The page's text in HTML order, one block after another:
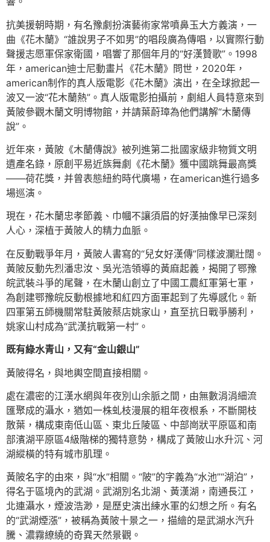
抗美援朝時期，有名豫劇扮演藝術家常噴鼻玉大方義演，一
曲《花木蘭》“誰說男子不如男”的唱段廣為傳唱，以實際行動
聲援志愿軍保家衛國，唱響了那個年月的“好漢贊歌”。1998
年，american迪士尼動畫片《花木蘭》問世，2020年，
american制作的真人版電影《花木蘭》演出，在全球掀起一
波又一波“花木蘭熱”。真人版電影拍攝前，劇組人員特意來到
黃陂參觀木蘭文明博物館，并請葉蔚璋為他們講解“木蘭傳
說”。
近年來，黃陂《木蘭傳說》被列進第二批國家級非物質文明
遺產名錄，原創平易近族舞劇《花木蘭》獲中國跳舞最高獎
——荷花獎，并曾表態紐約時代廣場，在american進行過多
場巡演。
現在，花木蘭忠孝節義、巾幗不讓須眉的好漢抽像早已深刻
人心，深植于黃陂人的精力血脈。
在反動戰爭年月，黃陂人書寫的“兒女好漢傳”同樣波瀾壯闊。
黃陂反動先烈潘忠汝、吳光浩領導的黃麻起義，揭開了鄂豫
皖武裝斗爭的尾聲，在木蘭山創立了中國工農紅軍第七軍，
為創建鄂豫皖反動根據地和紅四方面軍起到了先導感化。新
四軍第五師機關常駐黃陂蔡店姚家山，直至抗日戰爭勝利，
姚家山村成為“武漢抗戰第一村”。
既有綠水青山，又有“金山銀山”
黃陂得名，與地輿空間直接相關。
處在濃密的江漢水網與年夜別山余脈之間，由無數涓涓細流
匯聚成的灄水，猶如一株虬枝漫展的粗年夜根系，不斷開枝
散葉，構成東南低山區、東北丘陵區、中部崗狀平原區和南
部濱湖平原區4級階梯的獨特意勢，構成了黃陂山水升沉、河
湖縱橫的特有城市肌理。
黃陂名字的由來，與“水”相關。“陂”的字義為“水池”“湖泊”，
得名于區境內的武湖。武湖別名北湖、黃漢湖，南通長江，
北連灄水，煙波浩渺，是歷史演出練水軍的幻想之所。有名
的“武湖煙漲”，被稱為黃陂十景之一，描繪的是武湖水汽升
騰、濃霧繚繞的奇異天然景觀。